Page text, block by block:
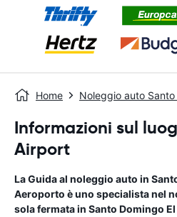
Home Noleggio auto
Informazioni sul
Airport
La Guida al noleggio auto in
Aeroporto è uno specialista nel
sola fermata in Santo Domingo